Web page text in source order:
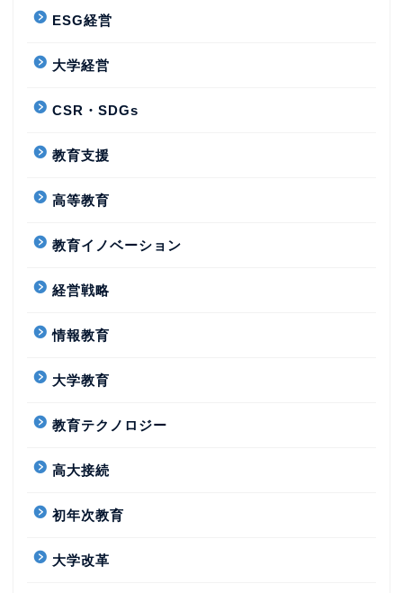
ESG経営
大学経営
CSR・SDGs
教育支援
高等教育
教育イノベーション
経営戦略
情報教育
大学教育
教育テクノロジー
高大接続
初年次教育
大学改革